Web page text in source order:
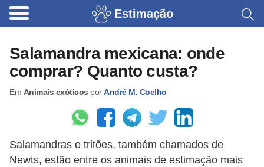
Estimação
Salamandra mexicana: onde
comprar? Quanto custa?
Em Animais exóticos porAndré M. Coelho
Salamandras e tritões, também chamados de
Newts, estão entre os animais de estimação mais
B
i
n
q
d